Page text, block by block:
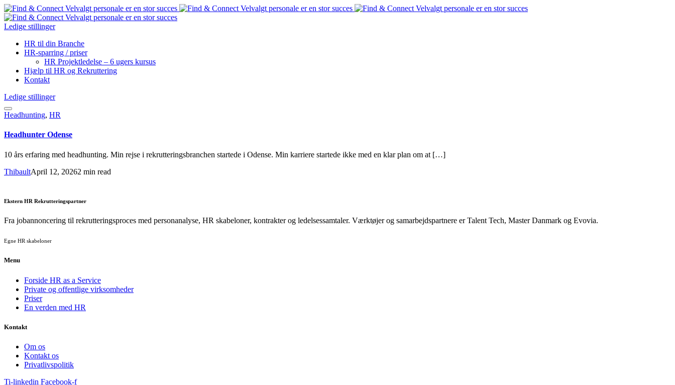
Ledige stillinger
HR til din Branche
HR-sparring / priser
HR Projektledelse – 6 ugers kursus
Hjælp til HR og Rekruttering
Kontakt
Ledige stillinger
Headhunting, HR
Headhunter Odense
10 års erfaring med headhunting. Min rejse i rekrutteringsbranchen startede i Odense. Min karriere startede ikke med en klar plan om at […]
ThibaultApril 12, 20262 min read
Ekstern HR Rekrutteringspartner
Fra jobannoncering til rekrutteringsproces med personanalyse, HR skabeloner, kontrakter og ledelsessamtaler. Værktøjer og samarbejdspartnere er Talent Tech, Master Danmark og Evovia.
Egne HR skabeloner
Menu
Forside HR as a Service
Private og offentlige virksomheder
Priser
En verden med HR
Kontakt
Om os
Kontakt os
Privatlivspolitik
Ti-linkedin Facebook-f